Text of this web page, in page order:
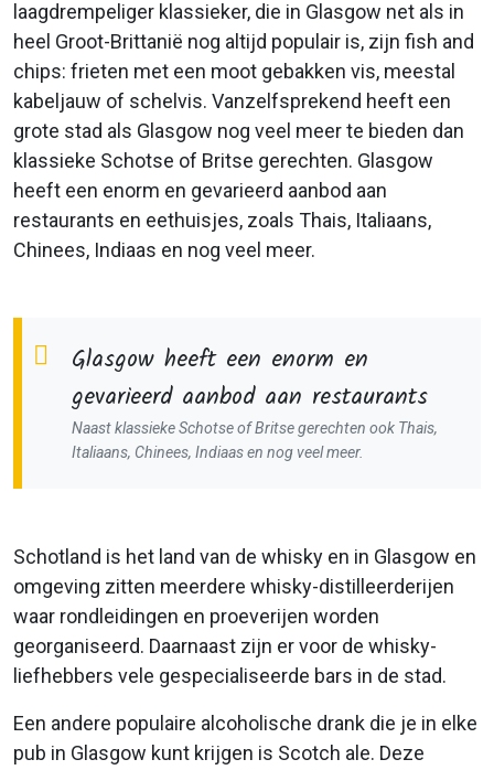
laagdrempeliger klassieker, die in Glasgow net als in
heel Groot-Brittanië nog altijd populair is, zijn fish and
chips: frieten met een moot gebakken vis, meestal
kabeljauw of schelvis. Vanzelfsprekend heeft een
grote stad als Glasgow nog veel meer te bieden dan
klassieke Schotse of Britse gerechten. Glasgow
heeft een enorm en gevarieerd aanbod aan
restaurants en eethuisjes, zoals Thais, Italiaans,
Chinees, Indiaas en nog veel meer.
Glasgow heeft een enorm en
gevarieerd aanbod aan restaurants
Naast klassieke Schotse of Britse gerechten ook Thais,
Italiaans, Chinees, Indiaas en nog veel meer.
Schotland is het land van de whisky en in Glasgow en
omgeving zitten meerdere whisky-distilleerderijen
waar rondleidingen en proeverijen worden
georganiseerd. Daarnaast zijn er voor de whisky-
liefhebbers vele gespecialiseerde bars in de stad.
Een andere populaire alcoholische drank die je in elke
pub in Glasgow kunt krijgen is Scotch ale. Deze